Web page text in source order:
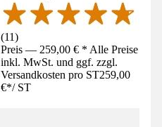
(11)
Preis — 259,00 € * Alle Preise
inkl. MwSt. und ggf. zzgl.
Versandkosten pro ST259,00
€*/ ST